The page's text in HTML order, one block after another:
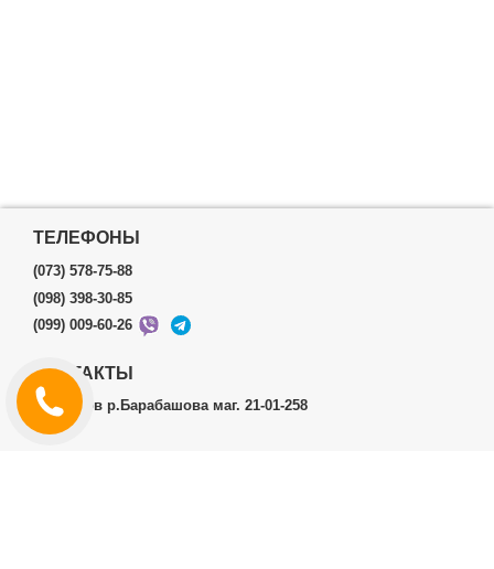
ТЕЛЕФОНЫ
(073) 578-75-88
(098) 398-30-85
(099) 009-60-26
КОНТАКТЫ
г.Харьков р.Барабашова маг. 21-01-258